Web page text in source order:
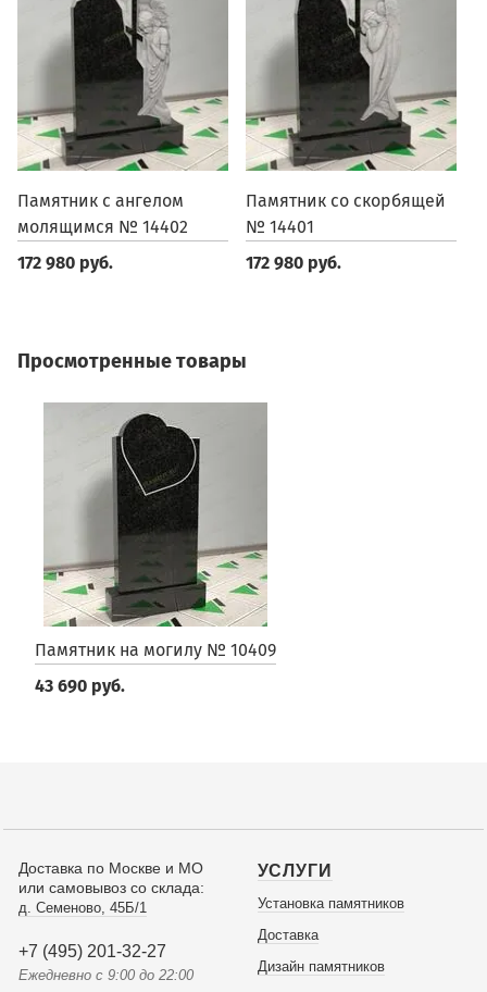
Памятник с ангелом
молящимся № 14402
172 980 руб.
Памятник со скорбящей
№ 14401
172 980 руб.
Просмотренные товары
Памятник на могилу № 10409
43 690 руб.
Доставка по Москве и МО
или самовывоз со склада:
д. Семеново, 45Б/1
+7 (495) 201-32-27
Ежедневно с 9:00 до 22:00
УСЛУГИ
Установка памятников
Доставка
Дизайн памятников